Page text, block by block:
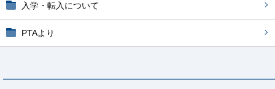
入学・転入について
PTAより